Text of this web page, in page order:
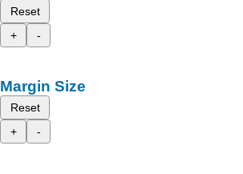
Reset
+
-
Margin Size
Reset
+
-